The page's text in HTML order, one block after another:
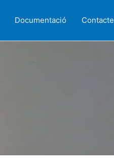
Documentació Contacte